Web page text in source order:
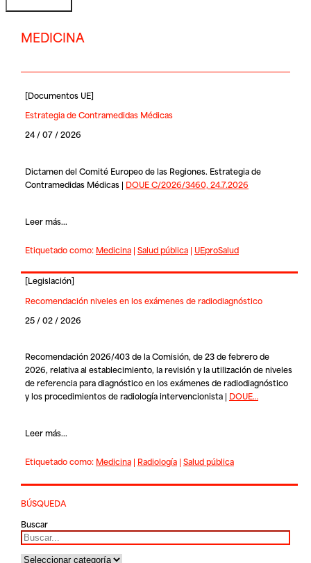
MEDICINA
[Documentos UE]
Estrategia de Contramedidas Médicas
24 / 07 / 2026
Dictamen del Comité Europeo de las Regiones. Estrategia de
Contramedidas Médicas | DOUE C/2026/3460, 24.7.2026
Leer más...
Etiquetado como: Medicina| Salud pública| UEproSalud
[Legislación]
Recomendación niveles en los exámenes de radiodiagnóstico
25 / 02 / 2026
Recomendación 2026/403 de la Comisión, de 23 de febrero de
2026, relativa al establecimiento, la revisión y la utilización de niveles
de referencia para diagnóstico en los exámenes de radiodiagnóstico
y los procedimientos de radiología intervencionista | DOUE…
Leer más...
Etiquetado como: Medicina| Radiología| Salud pública
BÚSQUEDA
Buscar